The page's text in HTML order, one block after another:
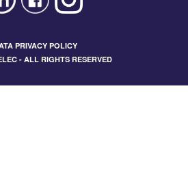
PRIVACY POLICY
- ALL RIGHTS RESERVED